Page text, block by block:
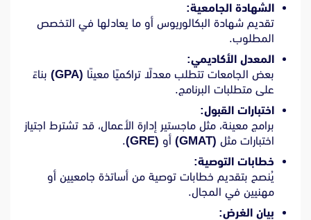
الشهادة الجامعية:
تقديم شهادة البكالوريوس أو ما يعادلها في التخصص
المطلوب.
المعدل الأكاديمي:
بعض الجامعات تتطلب معدلًا تراكميًا معينًا (GPA)
بناءً
على متطلبات البرنامج.
اختبارات القبول:
برامج معينة، مثل ماجستير إدارة الأعمال، قد تشترط اجتياز
اختبارات مثل (GMAT) أو (GRE)
.
خطابات التوصية:
يُنصح بتقديم خطابات توصية من أساتذة جامعيين أو
مهنيين في المجال.
بيان الغرض: